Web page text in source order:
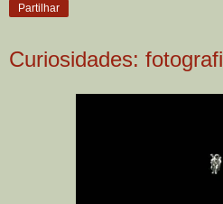
Partilhar
Curiosidades: